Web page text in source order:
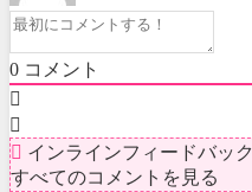
0 コメント
インラインフィードバック
すべてのコメントを見る